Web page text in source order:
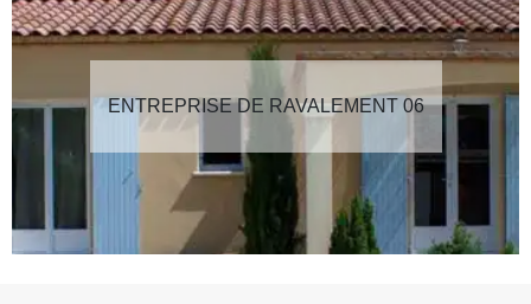
ENTREPRISE DE RAVALEMENT 06